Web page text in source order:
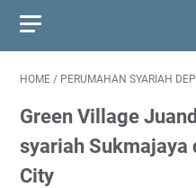
HOME / PERUMAHAN SYARIAH
Green Village
syariah Sukmajaya
City